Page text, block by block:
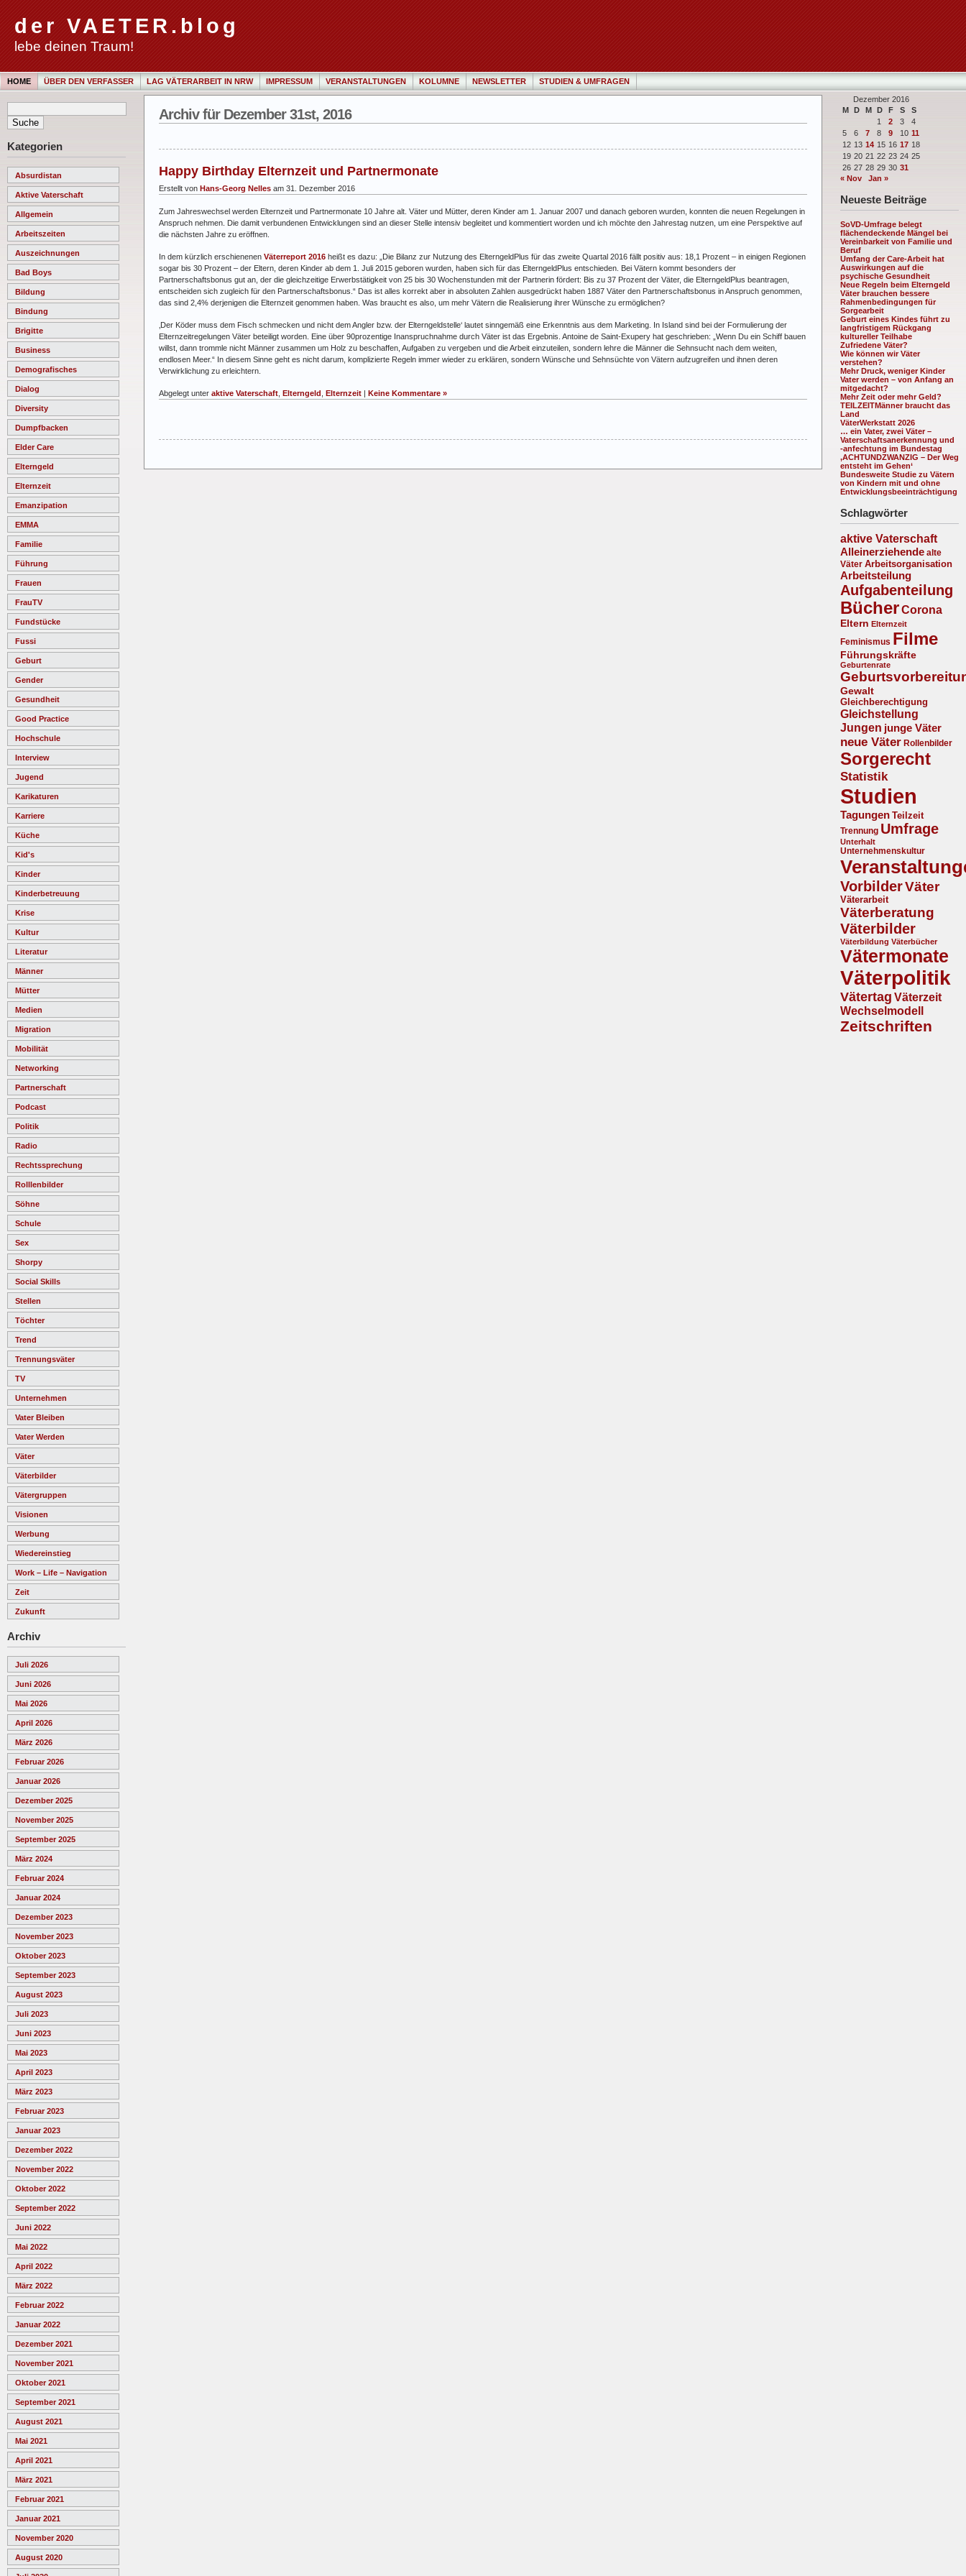
der VAETER.blog
lebe deinen Traum!
HOME ÜBER DEN VERFASSER LAG VÄTERARBEIT IN NRW IMPRESSUM VERANSTALTUNGEN KOLUMNE NEWSLETTER STUDIEN & UMFRAGEN
Kategorien
Absurdistan
Aktive Vaterschaft
Allgemein
Arbeitszeiten
Auszeichnungen
Bad Boys
Bildung
Bindung
Brigitte
Business
Demografisches
Dialog
Diversity
Dumpfbacken
Elder Care
Elterngeld
Elternzeit
Emanzipation
EMMA
Familie
Führung
Frauen
FrauTV
Fundstücke
Fussi
Geburt
Gender
Gesundheit
Good Practice
Hochschule
Interview
Jugend
Karikaturen
Karriere
Küche
Kid's
Kinder
Kinderbetreuung
Krise
Kultur
Literatur
Männer
Mütter
Medien
Migration
Mobilität
Networking
Partnerschaft
Podcast
Politik
Radio
Rechtssprechung
Rolllenbilder
Söhne
Schule
Sex
Shorpy
Social Skills
Stellen
Töchter
Trend
Trennungsväter
TV
Unternehmen
Vater Bleiben
Vater Werden
Väter
Väterbilder
Vätergruppen
Visionen
Werbung
Wiedereinstieg
Work – Life – Navigation
Zeit
Zukunft
Archiv
Juli 2026
Juni 2026
Mai 2026
April 2026
März 2026
Februar 2026
Januar 2026
Dezember 2025
November 2025
September 2025
März 2024
Februar 2024
Januar 2024
Dezember 2023
November 2023
Oktober 2023
September 2023
August 2023
Juli 2023
Juni 2023
Mai 2023
April 2023
März 2023
Februar 2023
Januar 2023
Dezember 2022
November 2022
Oktober 2022
September 2022
Juni 2022
Mai 2022
April 2022
März 2022
Februar 2022
Januar 2022
Dezember 2021
November 2021
Oktober 2021
September 2021
August 2021
Mai 2021
April 2021
März 2021
Februar 2021
Januar 2021
November 2020
August 2020
Dezember 2016
M D M D F S
S
1
2 3
4
5
6 7 8 9 10 11
12 13 14 15 16 17 18
19 20 21 22 23 24 25
26 27 28 29 30 31
« Nov
Jan »
Neueste Beiträge
SoVD-Umfrage belegt
flächendeckende Mängel bei
Vereinbarkeit von Familie und
Beruf
Umfang der Care-Arbeit hat
Auswirkungen auf die
psychische Gesundheit
Neue Regeln beim Elterngeld
Väter brauchen bessere
Rahmenbedingungen für
Sorgearbeit
Geburt eines Kindes führt zu
langfristigem Rückgang
kultureller Teilhabe
Zufriedene Väter?
Wie können wir Väter
verstehen?
Mehr Druck, weniger Kinder
Vater werden – von Anfang an
mitgedacht?
Mehr Zeit oder mehr Geld?
TEILZEITMänner braucht das
Land
VäterWerkstatt 2026
… ein Vater, zwei Väter –
Vaterschaftsanerkennung und
-anfechtung im Bundestag
‚ACHTUNDZWANZIG – Der Weg
entsteht im Gehen‘
Bundesweite Studie zu Vätern
von Kindern mit und ohne
Entwicklungsbeeinträchtigung
Schlagwörter
aktive Vaterschaft
Alleinerziehende alte
Väter Arbeitsorganisation
Arbeitsteilung
Aufgabenteilung
BücherCorona
Eltern Elternzeit
Feminismus Filme
Führungskräfte
Geburtenrate
Gewalt
Gleichberechtigung
Gleichstellung
Jungen junge Väter
neue Väter Rollenbilder
Sorgerecht
Statistik
Studien
Tagungen Teilzeit
Trennung Umfrage
Unterhalt
Unternehmenskultur
VorbilderVäter
Väterarbeit
Väterberatung
Väterbilder
Väterbildung Väterbücher
Vätermonate
Väterpolitik
Vätertag Väterzeit
Wechselmodell
Zeitschriften
Archiv für Dezember 31st, 2016
Happy Birthday Elternzeit und Partnermonate
Erstellt von Hans-Georg Nelles am 31. Dezember 2016
Zum Jahreswechsel werden Elternzeit und Partnermonate 10 Jahre alt. Väter und Mütter, deren Kinder am 1. Januar 2007 und danach geboren wurden, konnten die neuen Regelungen in
Anspruch nehmen. Die damit verbundenen Entwicklungen sind an dieser Stelle intensiv begleitet und kommentiert worden und ich möchte den Jahrestag nutzen, um eine Perspektive auf
die nächsten Jahre zu eröffnen.
In dem kürzlich erschienenen Väterreport 2016 heißt es dazu: „Die Bilanz zur Nutzung des ElterngeldPlus für das zweite Quartal 2016 fällt positiv aus: 18,1 Prozent – in einigen Regionen
sogar bis 30 Prozent – der Eltern, deren Kinder ab dem 1. Juli 2015 geboren wurden, haben sich für das ElterngeldPlus entschieden. Bei Vätern kommt besonders der
Partnerschaftsbonus gut an, der die gleichzeitige Erwerbstätigkeit von 25 bis 30 Wochenstunden mit der Partnerin fördert: Bis zu 37 Prozent der Väter, die ElterngeldPlus beantragen,
entscheiden sich zugleich für den Partnerschaftsbonus.“ Das ist alles korrekt aber in absoluten Zahlen ausgedrückt haben 1887 Väter den Partnerschaftsbonus in Anspruch genommen,
das sind 2,4% derjenigen die Elternzeit genommen haben. Was braucht es also, um mehr Vätern die Realisierung ihrer Wünsche zu ermöglichen?
‚Der Köder muss dem Fisch schmecken und nicht dem Angler bzw. der Elterngeldstelle‘ lautet sinngemäß eine Erkenntnis aus dem Marketing. In Island sind bei der Formulierung der
Elternzeitregelungen Väter beteiligt worden. Eine über 90prozentige Inanspruchnahme durch Väter ist das Ergebnis. Antoine de Saint-Exupery hat geschrieben: „Wenn Du ein Schiff bauen
willst, dann trommle nicht Männer zusammen um Holz zu beschaffen, Aufgaben zu vergeben und die Arbeit einzuteilen, sondern lehre die Männer die Sehnsucht nach dem weiten,
endlosen Meer.“ In diesem Sinne geht es nicht darum, komplizierte Regeln immer wieder zu erklären, sondern Wünsche und Sehnsüchte von Vätern aufzugreifen und ihnen deren
Verwirklichung zu erleichtern.
Abgelegt unter aktive Vaterschaft Elterngeld Elternzeit | Keine Kommentare »